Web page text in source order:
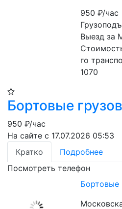
950₽/час
Выезд за
го
1070
Бортовые
950 ₽/час
На сайте с 17.07.2026 05:53
Кратко
Подробнее
Посмотреть телефон
Бортовые